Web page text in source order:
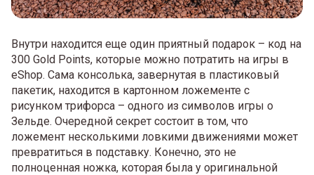
Внутри находится еще один приятный подарок – код на
300 Gold Points, которые можно потратить на игры в
eShop. Сама консолька, завернутая в пластиковый
пакетик, находится в картонном ложементе с
рисунком трифорса – одного из символов игры о
Зельде. Очередной секрет состоит в том, что
ложемент несколькими ловкими движениями может
превратиться в подставку. Конечно, это не
полноценная ножка, которая была у оригинальной